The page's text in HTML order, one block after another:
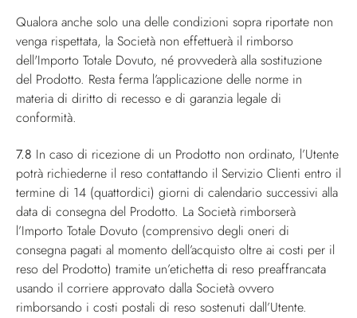
Qualora anche solo una delle condizioni sopra riportate non
venga rispettata, la Società non effettuerà il rimborso
dell'Importo Totale Dovuto, né provvederà alla sostituzione
del Prodotto. Resta ferma l’applicazione delle norme in
materia di diritto di recesso e di garanzia legale di
conformità.
7.8 In caso di ricezione di un Prodotto non ordinato, l’Utente
potrà richiederne il reso contattando il Servizio Clienti entro il
termine di 14 (quattordici) giorni di calendario successivi alla
data di consegna del Prodotto. La Società rimborserà
l’Importo Totale Dovuto (comprensivo degli oneri di
consegna pagati al momento dell’acquisto oltre ai costi per il
reso del Prodotto) tramite un’etichetta di reso preaffrancata
usando il corriere approvato dalla Società ovvero
rimborsando i costi postali di reso sostenuti dall’Utente.